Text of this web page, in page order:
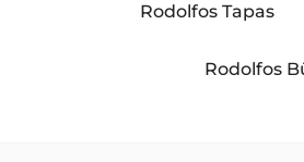
Rodolfos Tapas
Rodolfos